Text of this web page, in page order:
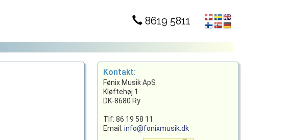
8619 5811
Kontakt:
Fønix Musik ApS
Kløftehøj 1
DK-8680 Ry
Tlf: 86 19 58 11
Email:info@fonixmusik.dk